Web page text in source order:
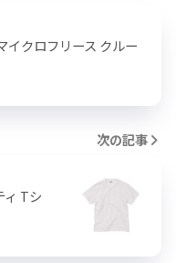
クロフリース クルー
次の記事
Tシ